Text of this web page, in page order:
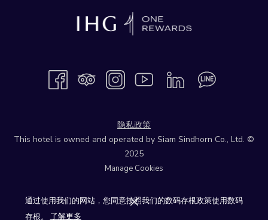
通过使用我们的网站，您同意按照我们的数码存根政策使用数码
存根。
了解更多
隐私政策
This hotel is owned and operated by Siam Sindhorn Co., Ltd. ©
2025
Manage Cookies